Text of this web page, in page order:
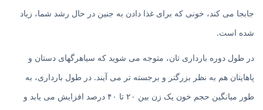
جابجا می کند، خونی که برای غذا دادن به جنین در حال رشد شما، زیاد
شده است.
در طول دوره بارداری تان، متوجه می شوید که سیاهرگهای دستان و
پاهایتان هم به نظر بزرگتر و برجسته تر می آیند. در طول بارداری، به
طور میانگین حجم خون یک زن بین ۲۰ تا ۴۰ درصد افزایش می یابد و